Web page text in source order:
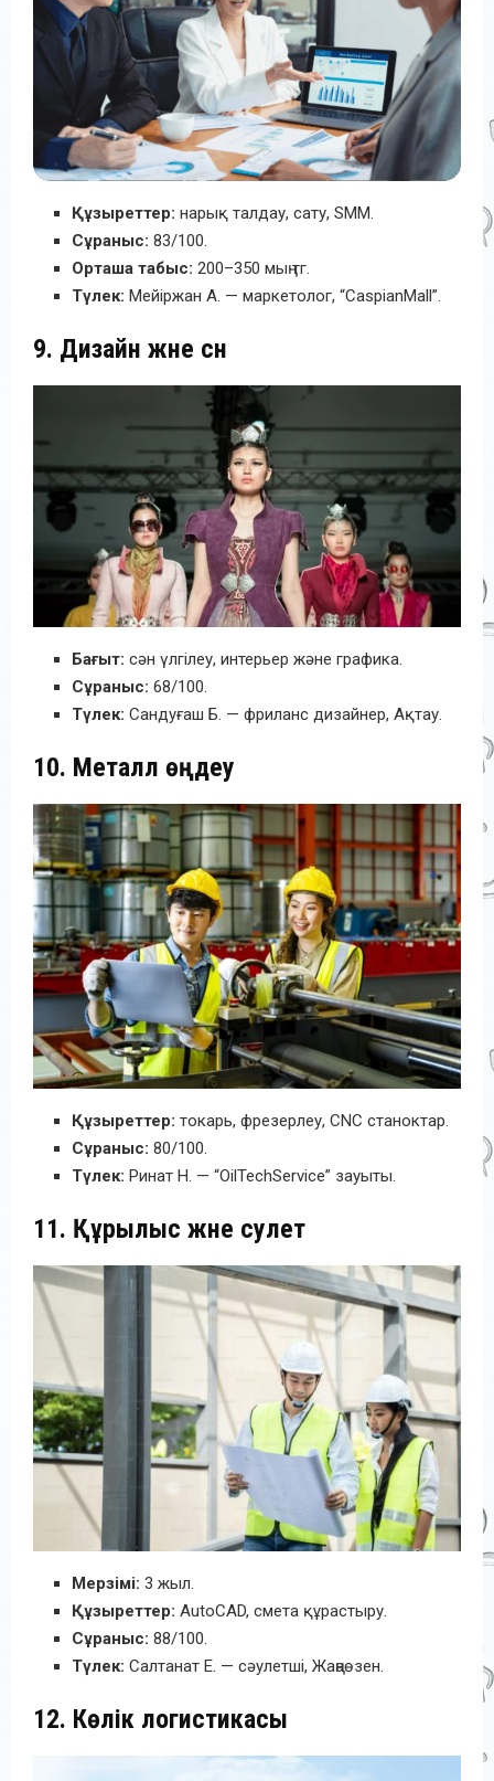
Құзыреттер: нарық талдау, сату, SMM.
Сұраныс: 83/100.
Орташа табыс: 200–350 мың тг.
Түлек: Мейіржан А. — маркетолог, “CaspianMall”.
9. Дизайн және сән
Бағыт: сән үлгілеу, интерьер және графика.
Сұраныс: 68/100.
Түлек: Сандуғаш Б. — фриланс дизайнер, Ақтау.
10. Металл өңдеу
Құзыреттер: токарь, фрезерлеу, CNC станоктар.
Сұраныс: 80/100.
Түлек: Ринат Н. — “OilTechService” зауыты.
11. Құрылыс және сәулет
Мерзімі: 3 жыл.
Құзыреттер: AutoCAD, смета құрастыру.
Сұраныс: 88/100.
Түлек: Салтанат Е. — сәулетші, Жаңаөзен.
12. Көлік логистикасы